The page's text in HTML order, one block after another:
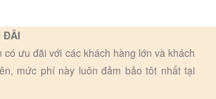
ĐÃI
có ưu đãi với các khách hàng lớn và khách
mức phí này luôn đảm bảo tôt nhất tại